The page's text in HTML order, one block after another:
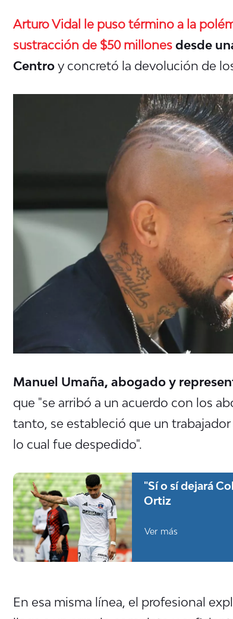
Arturo Vidal le puso término a la
sustracción de $50 millones desde
Centro y concretó la devolución de
Manuel Umaña, abogado y
que "se arribó a un acuerdo con los
tanto, se estableció que un
lo cual fue despedido".
"Sí o sí dejará
Ortiz
Ver más
En esa misma línea, el profesional